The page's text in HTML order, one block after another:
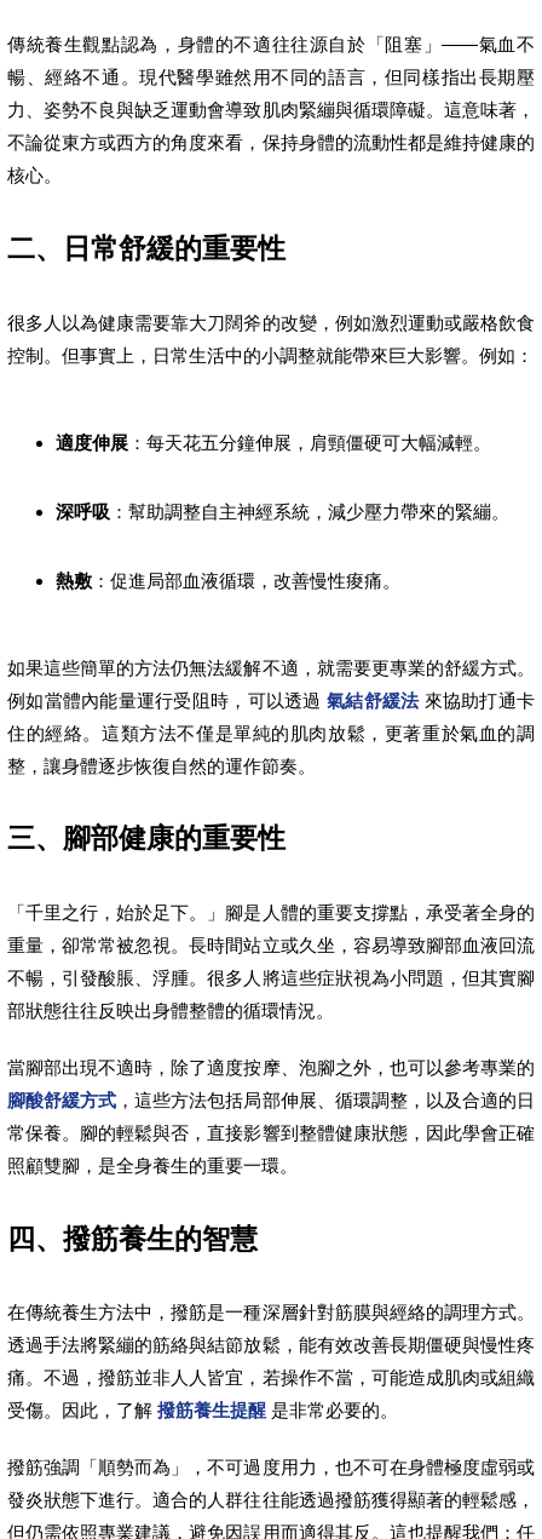
傳統養生觀點認為，身體的不適往往源自於「阻塞」——氣血不
暢、經絡不通。現代醫學雖然用不同的語言，但同樣指出長期壓
力、姿勢不良與缺乏運動會導致肌肉緊繃與循環障礙。這意味著，
不論從東方或西方的角度來看，保持身體的流動性都是維持健康的
核心。
二、日常舒緩的重要性
很多人以為健康需要靠大刀闊斧的改變，例如激烈運動或嚴格飲食
控制。但事實上，日常生活中的小調整就能帶來巨大影響。例如：
適度伸展 ：每天花五分鐘伸展，肩頸僵硬可大幅減輕。
深呼吸 ：幫助調整自主神經系統，減少壓力帶來的緊繃。
熱敷 ：促進局部血液循環，改善慢性痠痛。
如果這些簡單的方法仍無法緩解不適，就需要更專業的舒緩方式。
例如當體內能量運行受阻時，可以透過 氣結舒緩法來協助打通卡
住的經絡。這類方法不僅是單純的肌肉放鬆，更著重於氣血的調
整，讓身體逐步恢復自然的運作節奏。
三、腳部健康的重要性
「千里之行，始於足下。」腳是人體的重要支撐點，承受著全身的
重量，卻常常被忽視。長時間站立或久坐，容易導致腳部血液回流
不暢，引發酸脹、浮腫。很多人將這些症狀視為小問題，但其實腳
部狀態往往反映出身體整體的循環情況。
當腳部出現不適時，除了適度按摩、泡腳之外，也可以參考專業的
腳酸舒緩方式 ，這些方法包括局部伸展、循環調整，以及合適的日
常保養。腳的輕鬆與否，直接影響到整體健康狀態，因此學會正確
照顧雙腳，是全身養生的重要一環。
四、撥筋養生的智慧
在傳統養生方法中，撥筋是一種深層針對筋膜與經絡的調理方式。
透過手法將緊繃的筋絡與結節放鬆，能有效改善長期僵硬與慢性疼
痛。不過，撥筋並非人人皆宜，若操作不當，可能造成肌肉或組織
受傷。因此，了解 撥筋養生提醒 是非常必要的。
撥筋強調「順勢而為」，不可過度用力，也不可在身體極度虛弱或
發炎狀態下進行。適合的人群往往能透過撥筋獲得顯著的輕鬆感，
但仍需依照專業建議，避免因誤用而適得其反。這也提醒我們：任